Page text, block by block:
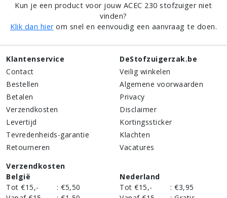
Kun je een product voor jouw ACEC 230 stofzuiger niet
vinden?
Klik dan hierom snel en eenvoudig een aanvraag te doen.
Klantenservice
Contact
Bestellen
Betalen
Verzendkosten
Levertijd
Tevredenheids-garantie
Retourneren
DeStofzuigerzak.be
Veilig winkelen
Algemene voorwaarden
Privacy
Disclaimer
Kortingssticker
Klachten
Vacatures
Verzendkosten
België
Tot €15,-
: €5,50
Nederland
Tot €15,-
: €3,95